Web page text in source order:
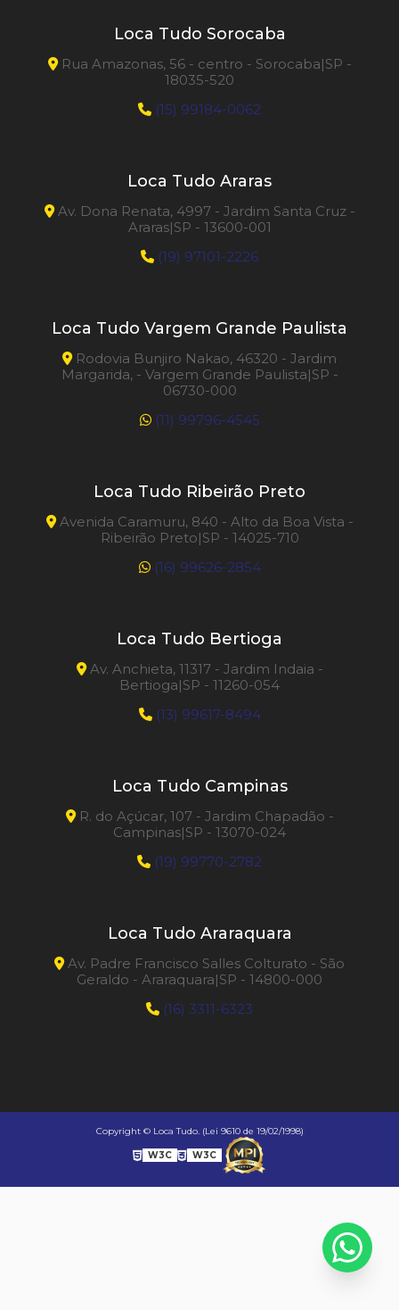
Loca Tudo Sorocaba
Rua Amazonas, 56 - centro - Sorocaba|SP -
18035-520
(15) 99184-0062
Loca Tudo Araras
Av. Dona Renata, 4997 - Jardim Santa Cruz -
Araras|SP - 13600-001
(19) 97101-2226
Loca Tudo Vargem Grande Paulista
Rodovia Bunjiro Nakao, 46320 - Jardim
Margarida, - Vargem Grande Paulista|SP -
06730-000
(11) 99796-4545
Loca Tudo Ribeirão Preto
Avenida Caramuru, 840 - Alto da Boa Vista -
Ribeirão Preto|SP - 14025-710
(16) 99626-2854
Loca Tudo Bertioga
Av. Anchieta, 11317 - Jardim Indaia -
Bertioga|SP - 11260-054
(13) 99617-8494
Loca Tudo Campinas
R. do Açúcar, 107 - Jardim Chapadão -
Campinas|SP - 13070-024
(19) 99770-2782
Loca Tudo Araraquara
Av. Padre Francisco Salles Colturato - São
Geraldo - Araraquara|SP - 14800-000
(16) 3311-6323
Copyright © Loca Tudo. (Lei 9610 de 19/02/1998)
W3C W3C